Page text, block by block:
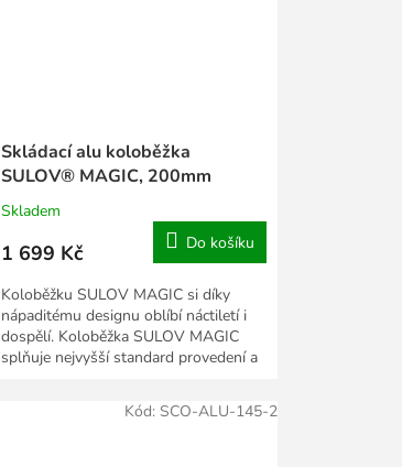
Skládací alu koloběžka
SULOV® MAGIC, 200mm
Skladem
1 699 Kč Do košíku
Koloběžku SULOV MAGIC si díky
nápaditému designu oblíbí náctiletí i
dospělí. Koloběžka SULOV MAGIC
splňuje nejvyšší standard provedení a
Kód: SCO-ALU-145-2